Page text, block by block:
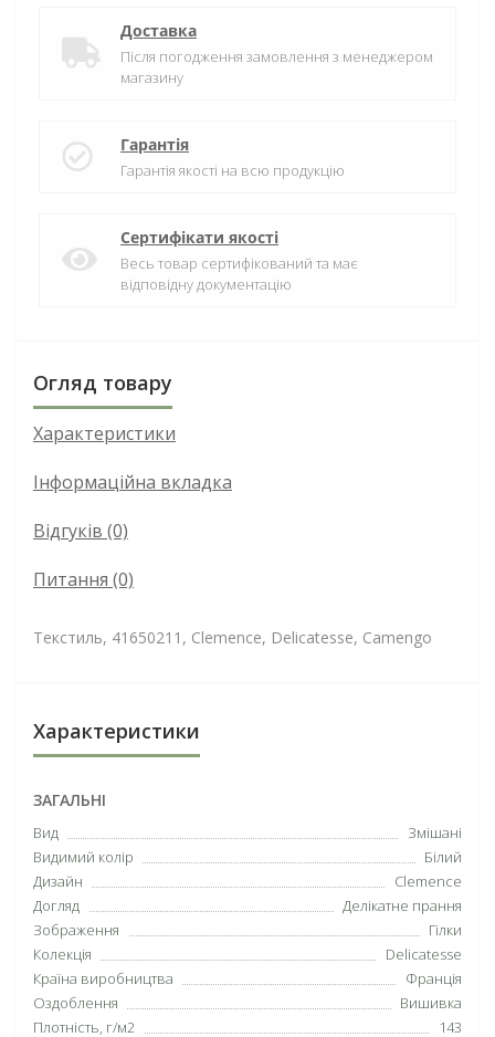
Доставка
Після погодження замовлення з менеджером
магазину
Гарантія
Гарантія якості на всю продукцію
Сертифікати якості
Весь товар сертифікований та має
відповідну документацію
Огляд товару
Характеристики
Інформаційна вкладка
Відгуків (0)
Питання (0)
Текстиль, 41650211, Clemence, Delicatesse, Camengo
Характеристики
ЗАГАЛЬНІ
Вид
Змішані
Видимий колір
Білий
Дизайн
Clemence
Догляд
Делікатне прання
Зображення
Гілки
Колекція
Delicatesse
Країна виробництва
Франція
Оздоблення
Вишивка
Плотність, г/м2
143